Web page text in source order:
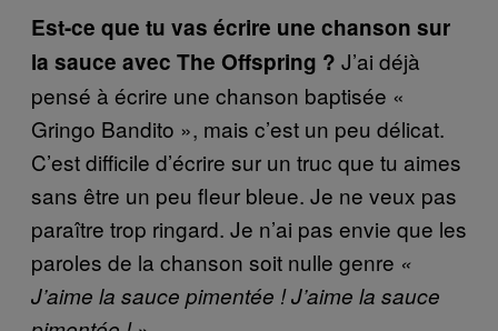
Est-ce que tu vas écrire une chanson sur
la sauce avec The Offspring ? J’ai déjà
pensé à écrire une chanson baptisée «
Gringo Bandito », mais c’est un peu délicat.
C’est difficile d’écrire sur un truc que tu aimes
sans être un peu fleur bleue. Je ne veux pas
paraître trop ringard. Je n’ai pas envie que les
paroles de la chanson soit nulle genre «
J’aime la sauce pimentée ! J’aime la sauce